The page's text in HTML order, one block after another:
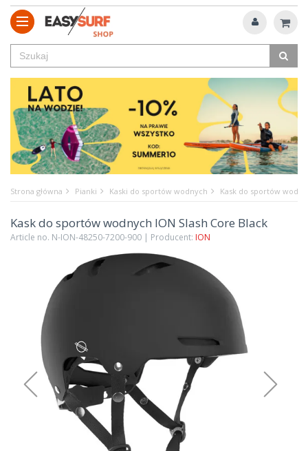
Strona główna Pianki Kaski do sportów wodnych Kask do sportów
Kask do sportów wodnych ION Slash Core Black
Article no. N-ION-48250-7200-900 | Producent: ION